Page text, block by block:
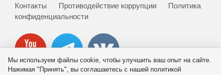
Выпуски
Редакционная этика
Информация для авторов
Контакты Противодействие коррупции
Политика
конфиденциальности
Мы используем файлы cookie, чтобы улучшить ваш опыт на сайте.
Нажимая "Принять", вы соглашаетесь с нашей политикой